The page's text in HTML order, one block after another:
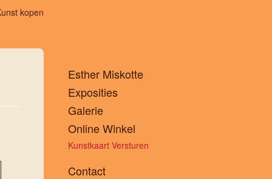
kopen
Esther Miskotte
Exposities
Galerie
Online Winkel
Kunstkaart Versturen
Contact